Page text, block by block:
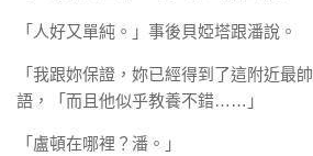
「人好又單純。」事後貝婭塔跟潘說。
「我跟妳保證，妳已經得到了這附近最
語，「而且他似乎教養不錯……」
「盧頓在哪裡？潘。」